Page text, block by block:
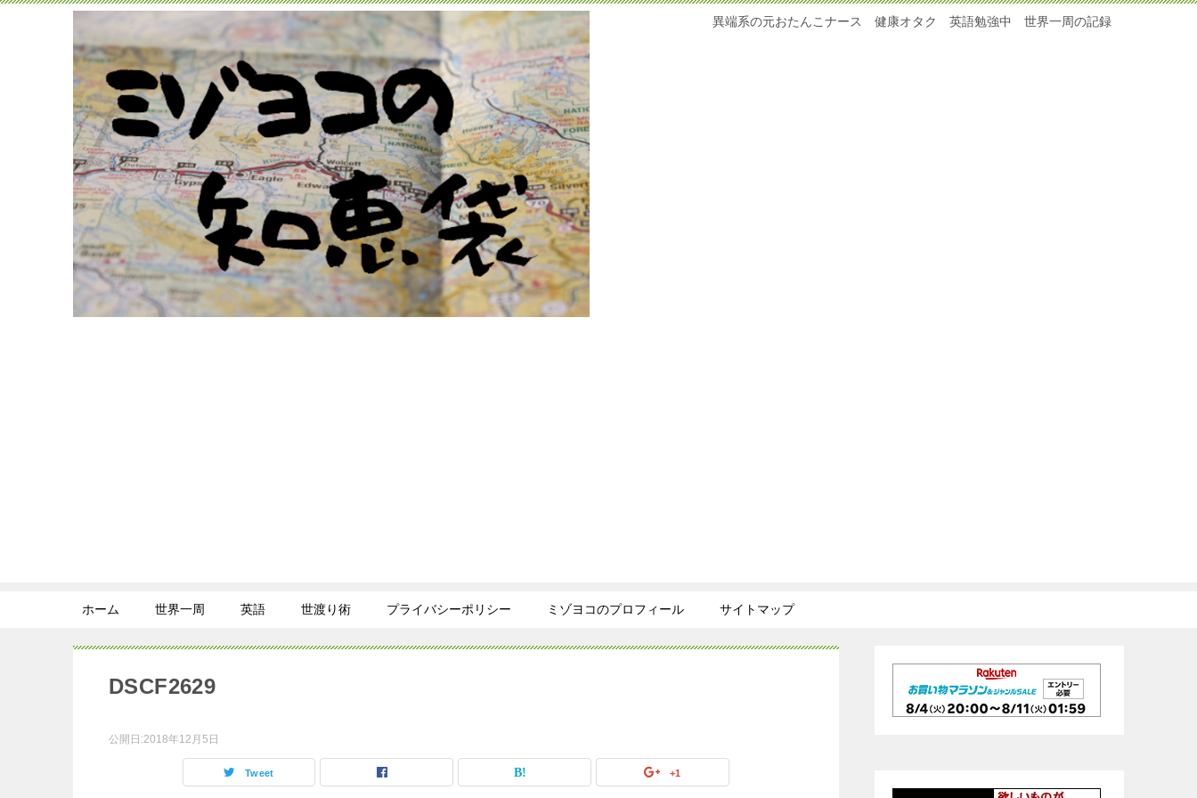
異端系の元おたんこナース 健康オタク 英語勉強中 世界一周の記録
ホーム 世界一周 英語 世渡り術 プライバシーポリシー ミゾヨコのプロフィール サイトマップ
DSCF2629
公開日:2018年12月5日
Tweet +1